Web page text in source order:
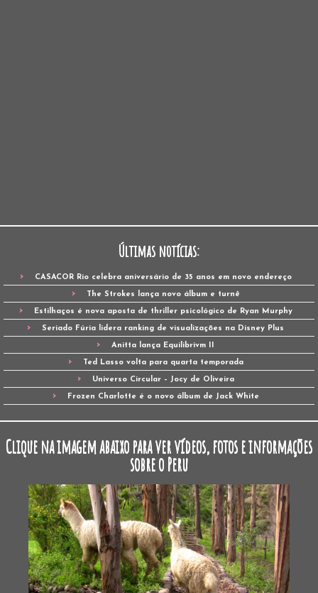
Últimas notícias:
CASACOR Rio celebra aniversário de 35 anos em novo endereço
The Strokes lança novo álbum e turnê
Estilhaços é nova aposta de thriller psicológico de Ryan Murphy
Seriado Fúria lidera ranking de visualizações na Disney Plus
Anitta lança Equilibrivm II
Ted Lasso volta para quarta temporada
Universo Circular – Jocy de Oliveira
Frozen Charlotte é o novo álbum de Jack White
Clique na imagem abaixo para ver vídeos, fotos e informações
sobre o Peru